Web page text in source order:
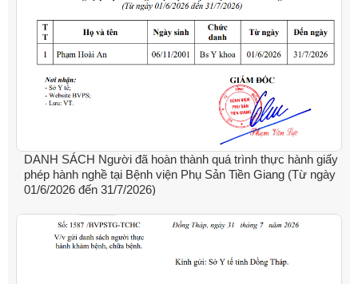
DANH SÁCH Người đã hoàn thành quá trình thực hành giấy
phép hành nghề tại Bệnh viện Phụ Sản Tiền Giang (Từ ngày
01/6/2026 đến 31/7/2026)